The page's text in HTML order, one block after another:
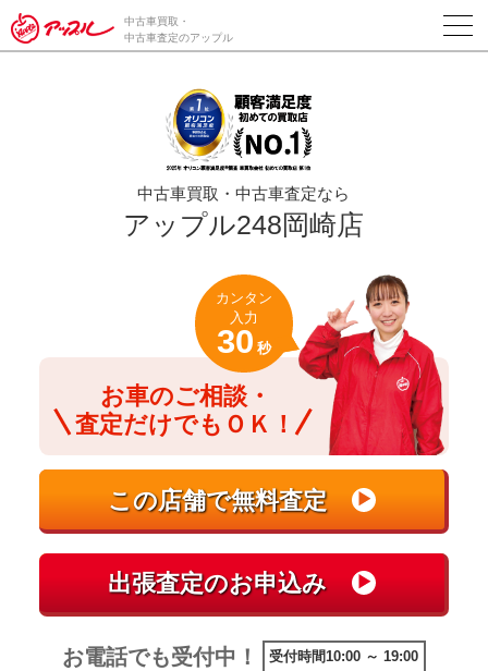
/*ABテスト_新規査定フォームの為のCVボタン*/
中古車買取・
中古車査定のアップル
中古車買取・中古車査定なら
アップル248岡崎店
お車のご相談・
査定だけでもＯＫ！
カンタン
入力
30 秒
お電話でも受付中！ 受付時間10:00 ～ 19:00